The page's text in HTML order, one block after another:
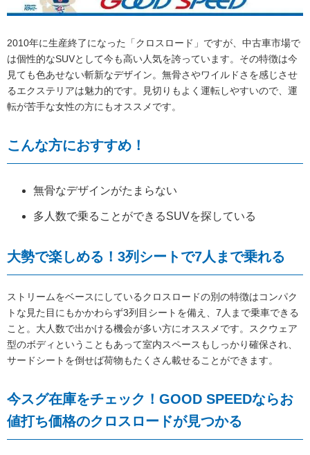
2010年に生産終了になった「クロスロード」ですが、中古車市場で
は個性的なSUVとして今も高い人気を誇っています。その特徴は今
見ても色あせない斬新なデザイン。無骨さやワイルドさを感じさせ
るエクステリアは魅力的です。見切りもよく運転しやすいので、運
転が苦手な女性の方にもオススメです。
こんな方におすすめ！
無骨なデザインがたまらない
多人数で乗ることができるSUVを探している
大勢で楽しめる！3列シートで7人まで乗れる
ストリームをベースにしているクロスロードの別の特徴はコンパク
トな見た目にもかかわらず3列目シートを備え、7人まで乗車できる
こと。大人数で出かける機会が多い方にオススメです。スクウェア
型のボディということもあって室内スペースもしっかり確保され、
サードシートを倒せば荷物もたくさん載せることができます。
今スグ在庫をチェック！GOOD SPEEDならお
値打ち価格のクロスロードが見つかる